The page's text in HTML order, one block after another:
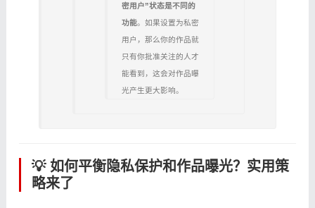
密用户”状态是不同的
功能。如果设置为私密
用户，那么你的作品就
只有你批准关注的人才
能看到，这会对作品曝
光产生更大影响。
💡 如何平衡隐私保护和作品曝光？实用策
略来了